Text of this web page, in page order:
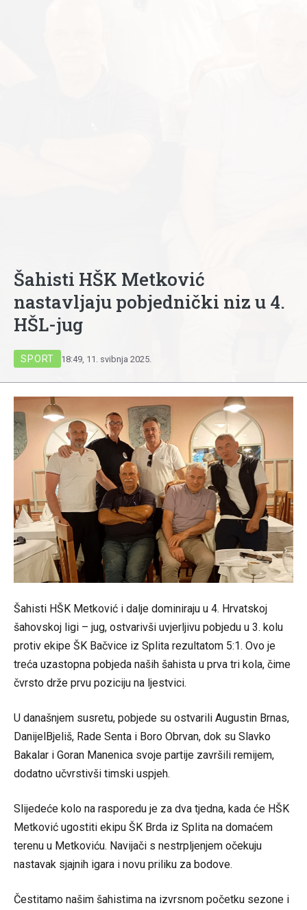
Šahisti HŠK Metković
nastavljaju pobjednički niz u 4.
HŠL-jug
SPORT 18:49, 11. svibnja 2025.
Šahisti HŠK Metković i dalje dominiraju u 4. Hrvatskoj
šahovskoj ligi – jug, ostvarivši uvjerljivu pobjedu u 3. kolu
protiv ekipe ŠK Bačvice iz Splita rezultatom 5:1. Ovo je
treća uzastopna pobjeda naših šahista u prva tri kola, čime
čvrsto drže prvu poziciju na ljestvici.
U današnjem susretu, pobjede su ostvarili Augustin Brnas,
DanijelBjeliš, Rade Senta i Boro Obrvan, dok su Slavko
Bakalar i Goran Manenica svoje partije završili remijem,
dodatno učvrstivši timski uspjeh.
Slijedeće kolo na rasporedu je za dva tjedna, kada će HŠK
Metković ugostiti ekipu ŠK Brda iz Splita na domaćem
terenu u Metkoviću. Navijači s nestrpljenjem očekuju
nastavak sjajnih igara i novu priliku za bodove.
Čestitamo našim šahistima na izvrsnom početku sezone i